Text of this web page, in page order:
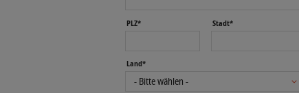
PLZ* Stadt*
Land*